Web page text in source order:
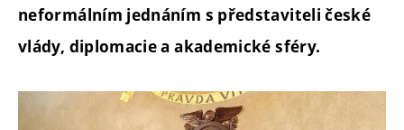
neformálním jednáním s představiteli české
vlády, diplomacie a akademické sféry.